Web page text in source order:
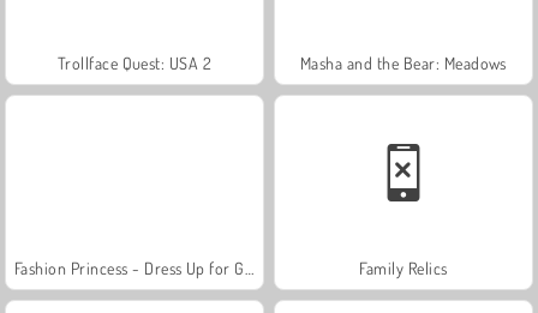
Trollface Quest: USA 2 Masha and the Bear: Meadows
Family Relics